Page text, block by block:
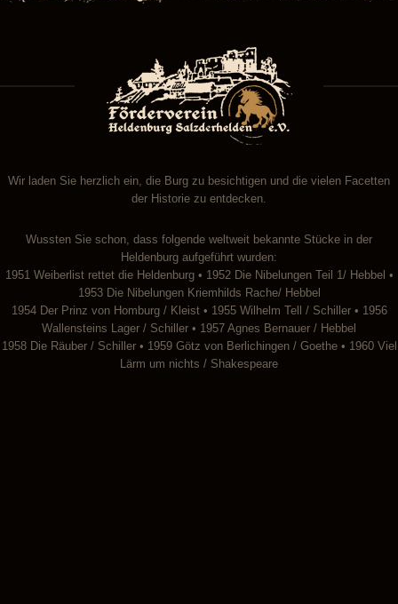
Wir laden Sie herzlich ein, die Burg zu besichtigen und die vielen Facetten
der Historie zu entdecken.
Wussten Sie schon, dass folgende weltweit bekannte Stücke in der
Heldenburg aufgeführt wurden:
1951 Weiberlist rettet die Heldenburg • 1952 Die Nibelungen Teil 1/ Hebbel •
1953 Die Nibelungen Kriemhilds Rache/ Hebbel
1954 Der Prinz von Homburg / Kleist • 1955 Wilhelm Tell / Schiller • 1956
Wallensteins Lager / Schiller • 1957 Agnes Bernauer / Hebbel
1958 Die Räuber / Schiller • 1959 Götz von Berlichingen / Goethe • 1960 Viel
Lärm um nichts / Shakespeare